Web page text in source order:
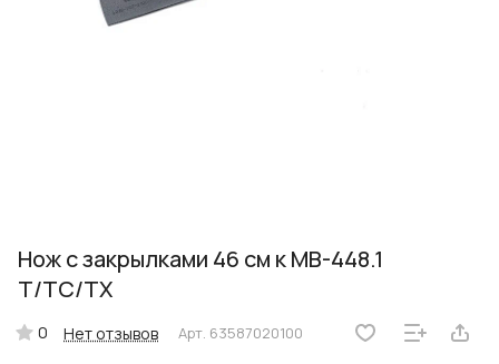
Нож с закрылками 46 см к MB-448.1
T/TC/TX
0 Нет отзывов Арт. 63587020100